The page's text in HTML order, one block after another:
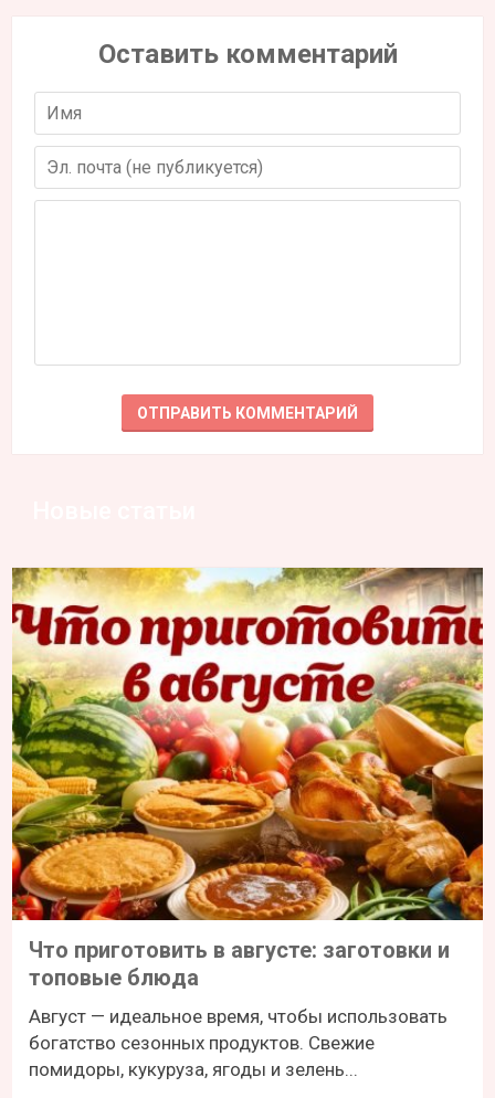
Оставить комментарий
Что приготовить в августе: заготовки и
топовые блюда
Август — идеальное время, чтобы использовать
богатство сезонных продуктов. Свежие
помидоры, кукуруза, ягоды и зелень...